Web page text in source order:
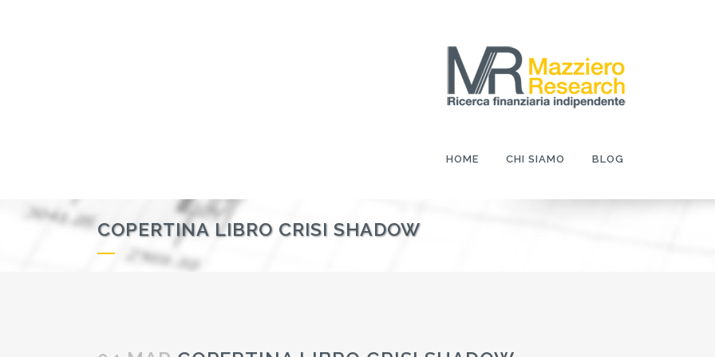
HOME CHI SIAMO BLOG
COPERTINA LIBRO CRISI SHADOW